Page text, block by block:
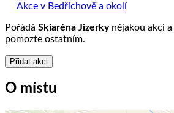
Akce v Bedřichově a okolí
Pořádá Skiaréna Jizerkynějakou akci a
pomozte ostatním.
Přidat akci
O místu